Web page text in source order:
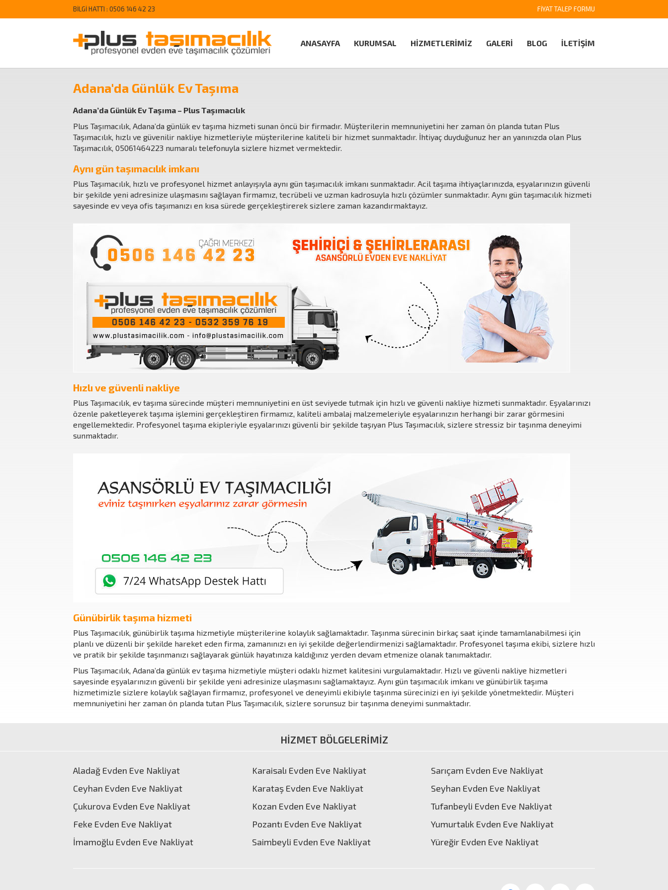
BİLGİ HATTI : 0506 146 42 23 FİYAT TALEP FORMU
ANASAYFA KURUMSAL HİZMETLERİMİZ GALERİ BLOG İLETİŞİM
Adana'da Günlük Ev Taşıma
Adana’da Günlük Ev Taşıma – Plus Taşımacılık
Plus Taşımacılık, Adana’da günlük ev taşıma hizmeti sunan öncü bir firmadır. Müşterilerin memnuniyetini her zaman ön planda tutan Plus
Taşımacılık, hızlı ve güvenilir nakliye hizmetleriyle müşterilerine kaliteli bir hizmet sunmaktadır. İhtiyaç duyduğunuz her an yanınızda olan Plus
Taşımacılık, 05061464223 numaralı telefonuyla sizlere hizmet vermektedir.
Aynı gün taşımacılık imkanı
Plus Taşımacılık, hızlı ve profesyonel hizmet anlayışıyla aynı gün taşımacılık imkanı sunmaktadır. Acil taşıma ihtiyaçlarınızda, eşyalarınızın güvenli
bir şekilde yeni adresinize ulaşmasını sağlayan firmamız, tecrübeli ve uzman kadrosuyla hızlı çözümler sunmaktadır. Aynı gün taşımacılık hizmeti
sayesinde ev veya ofis taşımanızı en kısa sürede gerçekleştirerek sizlere zaman kazandırmaktayız.
Hızlı ve güvenli nakliye
Plus Taşımacılık, ev taşıma sürecinde müşteri memnuniyetini en üst seviyede tutmak için hızlı ve güvenli nakliye hizmeti sunmaktadır. Eşyalarınızı
özenle paketleyerek taşıma işlemini gerçekleştiren firmamız, kaliteli ambalaj malzemeleriyle eşyalarınızın herhangi bir zarar görmesini
engellemektedir. Profesyonel taşıma ekipleriyle eşyalarınızı güvenli bir şekilde taşıyan Plus Taşımacılık, sizlere stressiz bir taşınma deneyimi
sunmaktadır.
Günübirlik taşıma hizmeti
Plus Taşımacılık, günübirlik taşıma hizmetiyle müşterilerine kolaylık sağlamaktadır. Taşınma sürecinin birkaç saat içinde tamamlanabilmesi için
planlı ve düzenli bir şekilde hareket eden firma, zamanınızı en iyi şekilde değerlendirmenizi sağlamaktadır. Profesyonel taşıma ekibi, sizlere hızlı
ve pratik bir şekilde taşınmanızı sağlayarak günlük hayatınıza kaldığınız yerden devam etmenize olanak tanımaktadır.
Plus Taşımacılık, Adana’da günlük ev taşıma hizmetiyle müşteri odaklı hizmet kalitesini vurgulamaktadır. Hızlı ve güvenli nakliye hizmetleri
sayesinde eşyalarınızın güvenli bir şekilde yeni adresinize ulaşmasını sağlamaktayız. Aynı gün taşımacılık imkanı ve günübirlik taşıma
hizmetimizle sizlere kolaylık sağlayan firmamız, profesyonel ve deneyimli ekibiyle taşınma sürecinizi en iyi şekilde yönetmektedir. Müşteri
memnuniyetini her zaman ön planda tutan Plus Taşımacılık, sizlere sorunsuz bir taşınma deneyimi sunmaktadır.
HİZMET BÖLGELERİMİZ
Aladağ Evden Eve Nakliyat
Ceyhan Evden Eve Nakliyat
Çukurova Evden Eve Nakliyat
Feke Evden Eve Nakliyat
İmamoğlu Evden Eve Nakliyat
Karaisalı Evden Eve Nakliyat
Karataş Evden Eve Nakliyat
Kozan Evden Eve Nakliyat
Pozantı Evden Eve Nakliyat
Saimbeyli Evden Eve Nakliyat
Sarıçam Evden Eve Nakliyat
Seyhan Evden Eve Nakliyat
Tufanbeyli Evden Eve Nakliyat
Yumurtalık Evden Eve Nakliyat
Yüreğir Evden Eve Nakliyat